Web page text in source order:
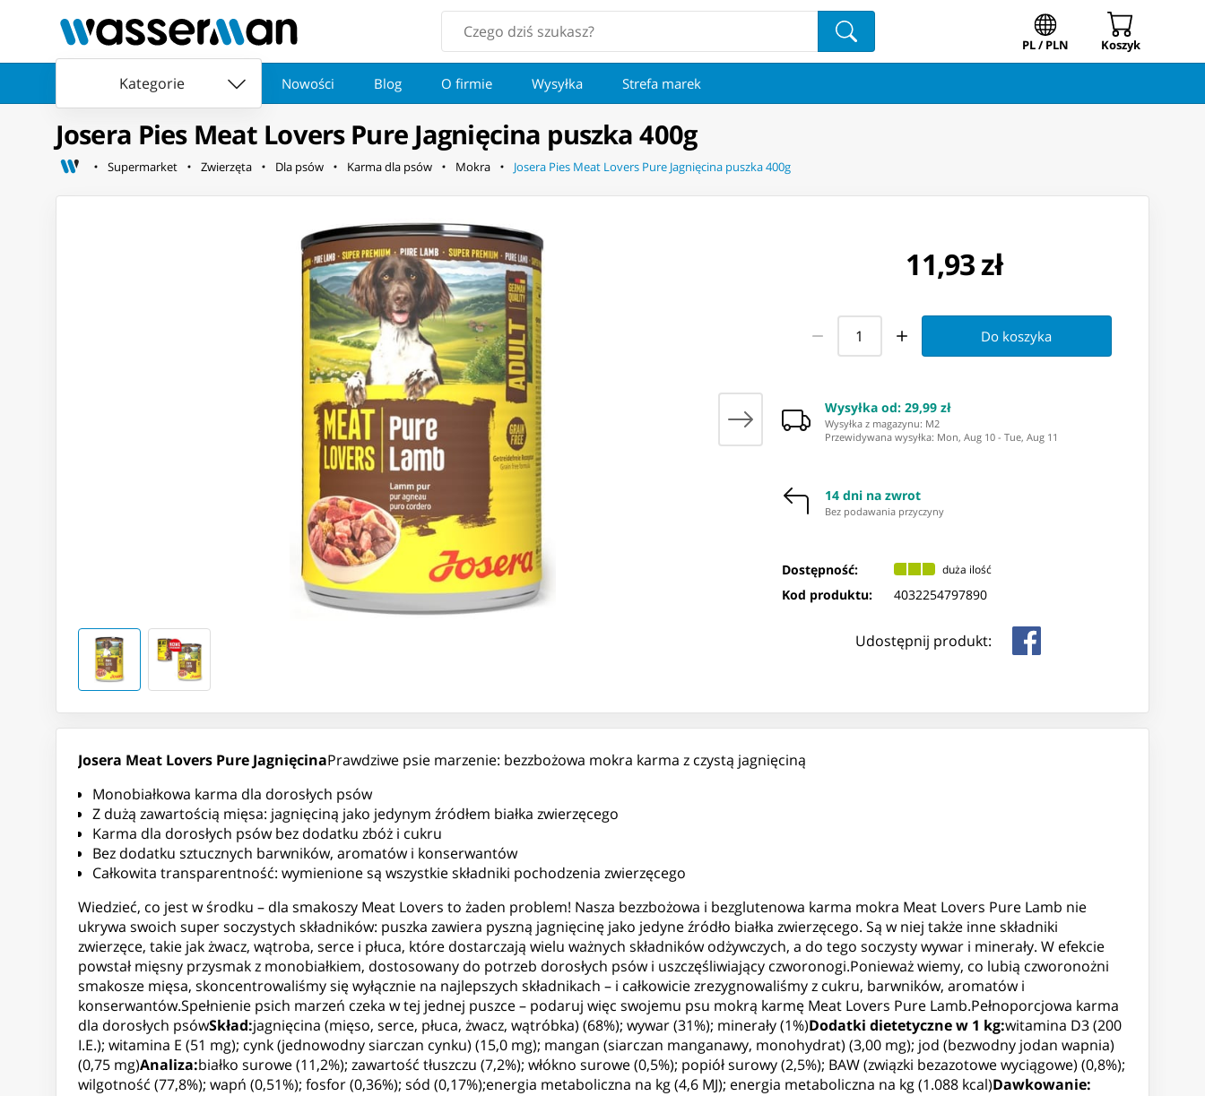
PL / PLN Koszyk
Kategorie Nowości Blog O firmie Wysyłka Strefa marek
Josera Pies Meat Lovers Pure Jagnięcina puszka 400g
Supermarket Zwierzęta Dla psów Karma dla psów Mokra Josera Pies Meat Lovers Pure Jagnięcina puszka 400g
11,93 zł
Do koszyka
Wysyłka od:29,99 zł
Wysyłka z magazynu: ⁨M2⁩
Przewidywana wysyłka: Mon, Aug 10 -Tue, Aug 11
14 dni na zwrot
Bez podawania przyczyny
Dostępność: duża ilość
Kod produktu: 4032254797890
Udostępnij produkt:
Josera Meat Lovers Pure JagnięcinaPrawdziwe psie marzenie: bezzbożowa mokra karma z czystą jagnięciną
Monobiałkowa karma dla dorosłych psów
Z dużą zawartością mięsa: jagnięciną jako jedynym źródłem białka zwierzęcego
Karma dla dorosłych psów bez dodatku zbóż i cukru
Bez dodatku sztucznych barwników, aromatów i konserwantów
Całkowita transparentność: wymienione są wszystkie składniki pochodzenia zwierzęcego
Wiedzieć, co jest w środku – dla smakoszy Meat Lovers to żaden problem! Nasza bezzbożowa i bezglutenowa karma mokra Meat Lovers Pure Lamb nie
ukrywa swoich super soczystych składników: puszka zawiera pyszną jagnięcinę jako jedyne źródło białka zwierzęcego. Są w niej także inne składniki
zwierzęce, takie jak żwacz, wątroba, serce i płuca, które dostarczają wielu ważnych składników odżywczych, a do tego soczysty wywar i minerały. W efekcie
powstał mięsny przysmak z monobiałkiem, dostosowany do potrzeb dorosłych psów i uszczęśliwiający czworonogi.Ponieważ wiemy, co lubią czworonożni
smakosze mięsa, skoncentrowaliśmy się wyłącznie na najlepszych składnikach – i całkowicie zrezygnowaliśmy z cukru, barwników, aromatów i
konserwantów.Spełnienie psich marzeń czeka w tej jednej puszce – podaruj więc swojemu psu mokrą karmę Meat Lovers Pure Lamb.Pełnoporcjowa karma
dla dorosłych psówSkład:jagnięcina (mięso, serce, płuca, żwacz, wątróbka) (68%); wywar (31%); minerały (1%)Dodatki dietetyczne w 1 kg:witamina D3 (200
I.E.); witamina E (51 mg); cynk (jednowodny siarczan cynku) (15,0 mg); mangan (siarczan manganawy, monohydrat) (3,00 mg); jod (bezwodny jodan wapnia)
(0,75 mg)Analiza:białko surowe (11,2%); zawartość tłuszczu (7,2%); włókno surowe (0,5%); popiół surowy (2,5%); BAW (związki bezazotowe wyciągowe) (0,8%);
wilgotność (77,8%); wapń (0,51%); fosfor (0,36%); sód (0,17%);energia metaboliczna na kg (4,6 MJ); energia metaboliczna na kg (1.088 kcal)Dawkowanie: